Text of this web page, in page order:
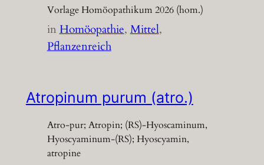
Vorlage Homöopathikum 2026 (hom.)
inHomöopathie, Mittel
Pflanzenreich
Atropinum purum (atro.)
Atro-pur; Atropin; (RS)-Hyoscaminum,
Hyoscyaminum-(RS); Hyoscyamin,
atropine